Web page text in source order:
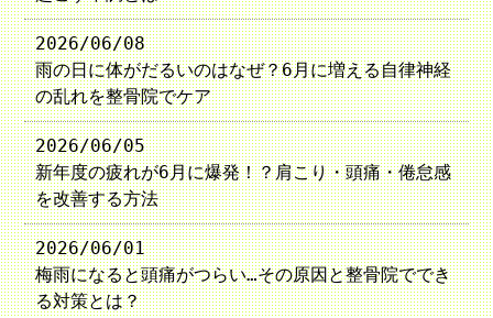
2026/06/08
雨の日に体がだるいのはなぜ？6月に増える自律神経
の乱れを整骨院でケア
2026/06/05
新年度の疲れが6月に爆発！？肩こり・頭痛・倦怠感
を改善する方法
2026/06/01
梅雨になると頭痛がつらい…その原因と整骨院ででき
る対策とは？